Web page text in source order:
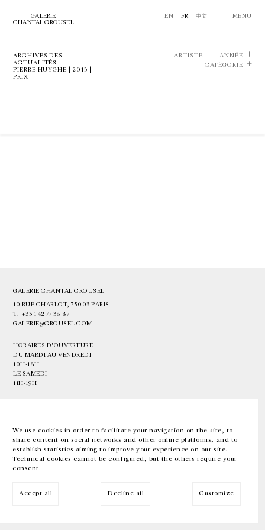
We use cookies in order to facilitate your navigation on the site, to
share content on social networks and other online platforms, and to
establish statistics aiming to improve your experience on our site.
Technical cookies cannot be configured, but the others require your
consent.
Accept all Decline all Customize
GALERIE
CHANTAL CROUSEL
EN FR 中文 MENU
ARCHIVES DES
ACTUALITÉS
PIERRE HUYGHE | 2013 |
PRIX
ARTISTE
ANNÉE
CATÉGORIE
GALERIE CHANTAL CROUSEL
10 RUE CHARLOT, 75003 PARIS
T. +33 1 42 77 38 87
GALERIE@CROUSEL.COM
HORAIRES D'OUVERTURE
DU MARDI AU VENDREDI
10H-18H
LE SAMEDI
11H-19H
EN FR 中文 Facebook Instagram
Inscrivez-vous à notre newsletter